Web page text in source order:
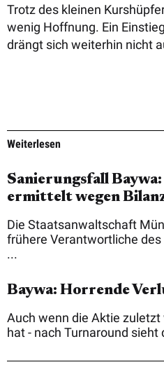
Trotz des kleinen
wenig Hoffnung. Ein
drängt sich weiterhin nicht
Weiterlesen
Sanierungsfall
ermittelt wegen
Die Staatsanwaltschaft
frühere Verantwortliche
...
Baywa: Horrende
Auch wenn die Aktie
hat - nach Turnaround sieht